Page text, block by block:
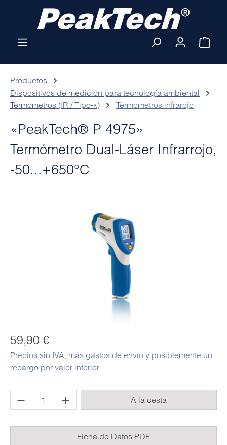
Saltar al contenido principal
El
Productos
Dispositivos de medición para tecnología ambiental
Termómetros (IR / Tipo-k)
Termómetros infrarojo
«PeakTech® P 4975»
Termómetro Dual-Láser Infrarrojo,
-50...+650°C
Omitir galería de imágenes
Precio normal:
59,90 €
Precios sin IVA, más gastos de envío y posiblemente un
recargo por valor inferior
Cantidad del producto: introduce la
A la cesta
Ficha de Datos PDF